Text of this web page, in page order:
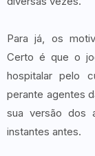
Para já, os
Certo é que o
hospitalar pelo
perante agentes
sua versão dos
instantes antes.